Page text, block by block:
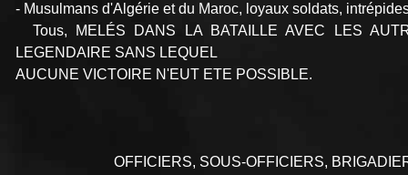
- Musulmans d'Algérie et du Maroc, loyaux soldats,
Tous, MELÉS DANS LA BATAILLE AVEC LES
LEGENDAIRE SANS LEQUEL
AUCUNE VICTOIRE N'EUT ETE POSSIBLE.
OFFICIERS, SOUS-OFFICIERS, BRIGADIERS